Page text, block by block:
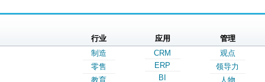
行业
制造
零售
教育
应用
CRM
ERP
BI
管理
观点
领导力
人物